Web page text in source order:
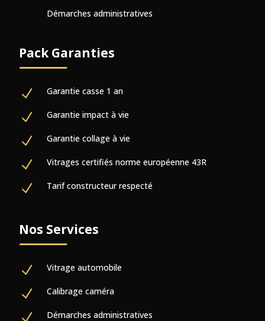
Démarches administratives
PackGaranties
N Garantie casse 1 an
N Garantie impact à vie
N Garantie collage à vie
N Vitrages certifiés norme européenne 43R
N Tarif constructeur respecté
Nos Services
N Vitrage automobile
N Calibrage caméra
N Démarches administratives